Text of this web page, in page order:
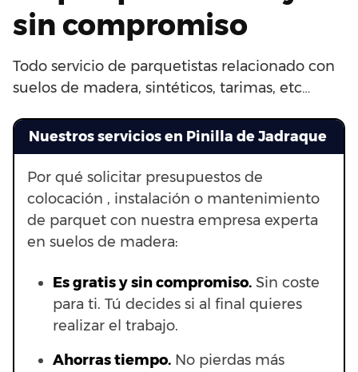
sin compromiso
Todo servicio de parquetistas relacionado con
suelos de madera, sintéticos, tarimas, etc…
Nuestros servicios en Pinilla de Jadraque
Por qué solicitar presupuestos de
colocación , instalación o mantenimiento
de parquet con nuestra empresa experta
en suelos de madera:
Es gratis y sin compromiso. Sin coste
para ti. Tú decides si al final quieres
realizar el trabajo.
Ahorras tiempo. No pierdas más